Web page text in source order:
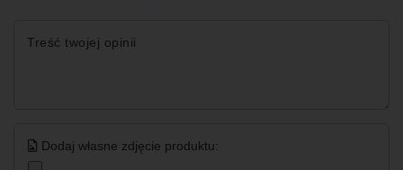
Treść twojej opinii
Dodaj własne zdjęcie produktu: